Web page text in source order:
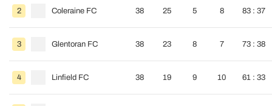
2 Coleraine FC 38 25 5 8 83 : 37
3 Glentoran FC 38 23 8 7 73 : 38
4 Linfield FC 38 19 9 10 61 : 33